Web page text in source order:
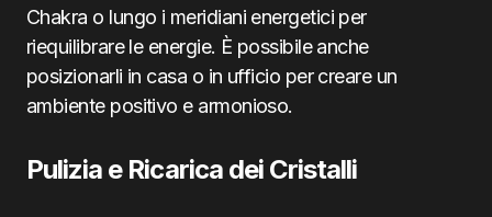
Chakra o lungo i meridiani energetici per
riequilibrare le energie. È possibile anche
posizionarli in casa o in ufficio per creare un
ambiente positivo e armonioso.
Pulizia e Ricarica dei Cristalli